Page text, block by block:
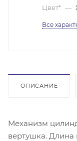
Цвет* —
Все
ОПИСАНИЕ
Механизм
вертушка.